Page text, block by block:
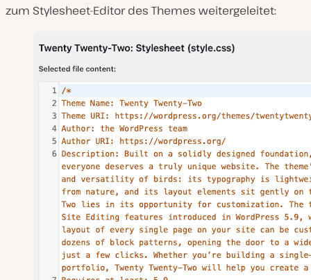
zum Stylesheet-Editor des Themes weitergeleitet: